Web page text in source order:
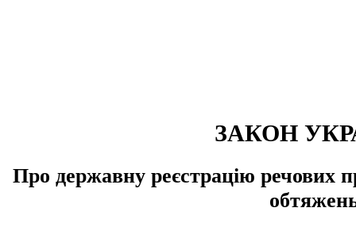
ЗАКОН
Про державну реєстрацію речових